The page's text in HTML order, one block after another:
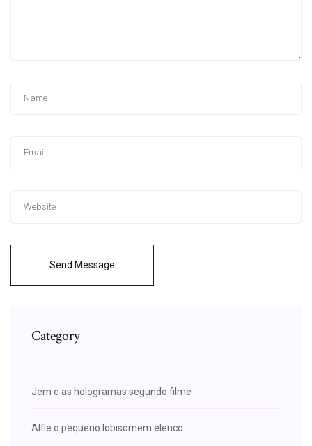
Send Message
Category
Jem e as hologramas segundo filme
Alfie o pequeno lobisomem elenco